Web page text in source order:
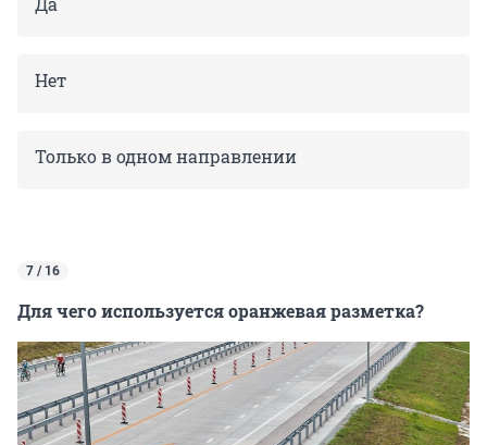
Нет
Только в одном направлении
7 / 16
Для чего используется оранжевая разметка?